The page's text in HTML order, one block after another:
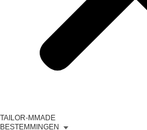
TAILOR-MMADE
BESTEMMINGEN